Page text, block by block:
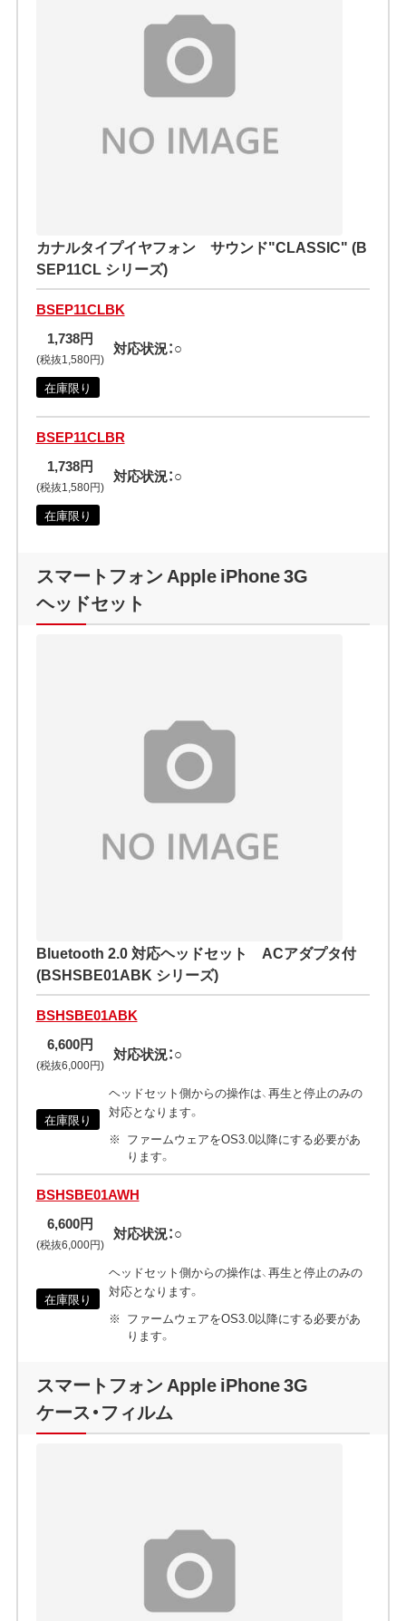
カナルタイプイヤフォン サウンド"CLASSIC" (B
SEP11CL シリーズ)
BSEP11CLBK
1,738円
(税抜1,580円)
対応状況：○
在庫限り
BSEP11CLBR
1,738円
(税抜1,580円)
対応状況：○
在庫限り
スマートフォン Apple iPhone 3G
ヘッドセット
Bluetooth 2.0 対応ヘッドセット ACアダプタ付
(BSHSBE01ABK シリーズ)
BSHSBE01ABK
6,600円
(税抜6,000円)
対応状況：○
在庫限り
ヘッドセット側からの操作は、再生と停止のみの
対応となります。
ファームウェアをOS3.0以降にする必要があ
ります。
BSHSBE01AWH
6,600円
(税抜6,000円)
対応状況：○
在庫限り
ヘッドセット側からの操作は、再生と停止のみの
対応となります。
ファームウェアをOS3.0以降にする必要があ
ります。
スマートフォン Apple iPhone 3G
ケース・フィルム